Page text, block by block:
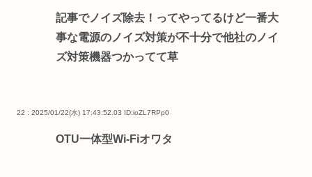
記事でノイズ除去！ってやってるけど一番大
事な電源のノイズ対策が不十分で他社のノイ
ズ対策機器つかってて草
22 : 2025/01/22(水) 17:43:52.03 ID:ioZL7RPp0
OTU一体型Wi-Fiオワタ